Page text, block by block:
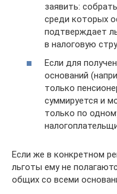
заявить:
среди которых
подтверждает
в налоговую
Если для
оснований
только
суммируется и
только по
Если же в конкретном
льготы ему не
общих со всеми